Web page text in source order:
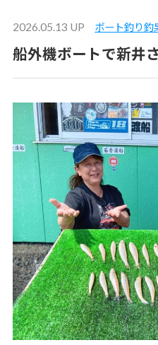
2026.05.13 UP ボート釣り釣
船外機ボートで新井